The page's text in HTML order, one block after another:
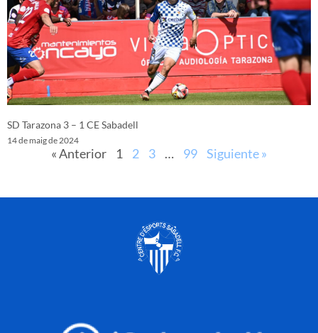
SD Tarazona 3 – 1 CE Sabadell
14 de maig de 2024
« Anterior 1 2 3 … 99 Siguiente »